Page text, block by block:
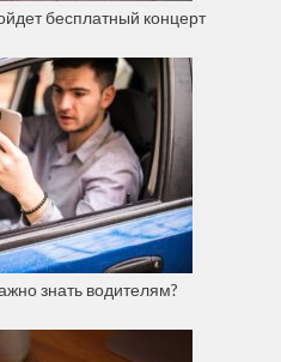
бесплатный концерт
знать водителям?